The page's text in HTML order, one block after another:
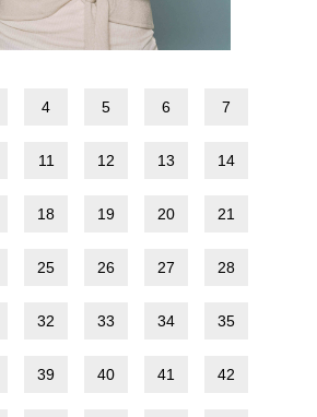
4 5 6 7
11 12 13 14
18 19 20 21
25 26 27 28
32 33 34 35
39 40 41 42